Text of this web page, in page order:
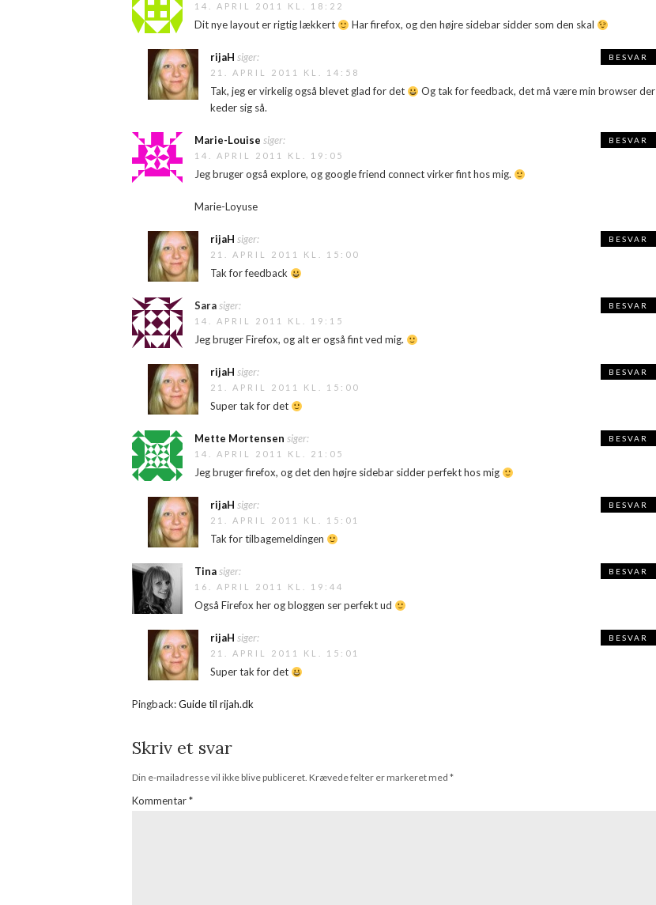
14. APRIL 2011 KL. 18:22
Dit nye layout er rigtig lækkert Har firefox, og den højre sidebar sidder som den skal
rijaH siger:
21. APRIL 2011 KL. 14:58
Tak, jeg er virkelig også blevet glad for det
Og tak for feedback, det må være min browser der
keder sig så.
BESVAR
Marie-Louise siger:
14. APRIL 2011 KL. 19:05
Jeg bruger også explore, og google friend connect virker fint hos mig.
Marie-Loyuse
BESVAR
rijaH siger:
21. APRIL 2011 KL. 15:00
Tak for feedback
BESVAR
Sarasiger:
14. APRIL 2011 KL. 19:15
Jeg bruger Firefox, og alt er også fint ved mig.
BESVAR
rijaH siger:
21. APRIL 2011 KL. 15:00
Super tak for det
BESVAR
Mette Mortensen siger:
14. APRIL 2011 KL. 21:05
Jeg bruger firefox, og det den højre sidebar sidder perfekt hos mig
BESVAR
rijaH siger:
21. APRIL 2011 KL. 15:01
Tak for tilbagemeldingen
BESVAR
Tinasiger:
16. APRIL 2011 KL. 19:44
Også Firefox her og bloggen ser perfekt ud
BESVAR
rijaH siger:
21. APRIL 2011 KL. 15:01
Super tak for det
BESVAR
Pingback:Guide til rijah.dk
Skriv et svar
Din e-mailadresse vil ikke blive publiceret. Krævede felter er markeret med *
Kommentar*